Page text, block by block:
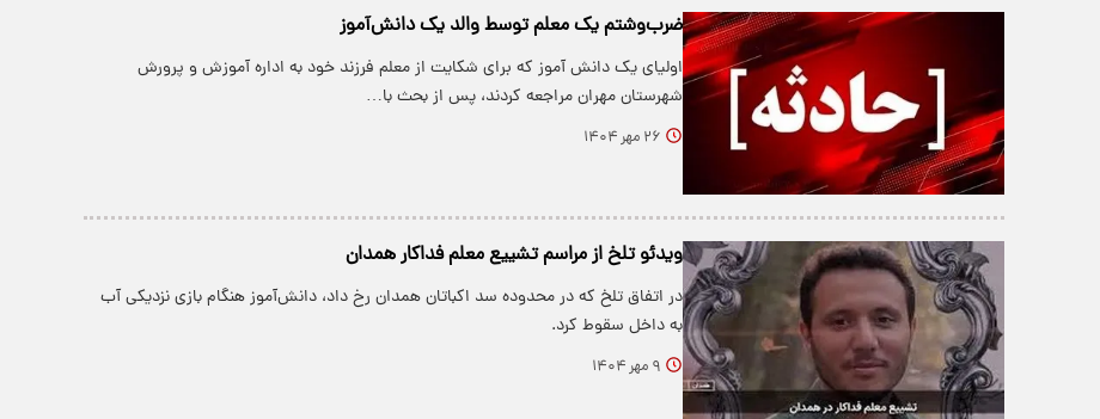
ضرب‌وشتم یک معلم توسط والد یک دانش‌آموز
اولیای یک دانش آموز که برای شکایت از معلم فرزند خود به اداره آموزش و پرورش
شهرستان مهران مراجعه کردند، پس از بحث با…
۲۶ مهر ۱۴۰۴
ویدئو تلخ از مراسم تشییع معلم فداکار همدان
در اتفاق تلخ که در محدوده سد اکباتان همدان رخ داد، دانش‌آموز هنگام بازی نزدیکی آب
به داخل سقوط کرد.
۹ مهر ۱۴۰۴